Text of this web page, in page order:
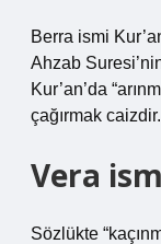
Berra ismi
Ahzab
Kur’an’da
çağırmak caizdir.
Vera
Sözlükte